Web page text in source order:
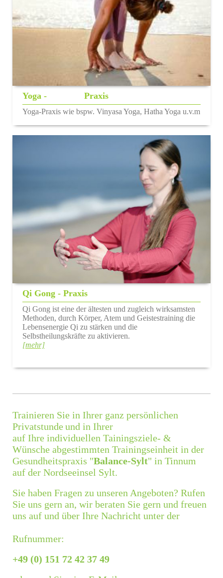
Yoga - Praxis
Yoga-Praxis wie bspw. Vinyasa Yoga, Hatha Yoga u.v.m
Qi Gong - Praxis
Qi Gong ist eine der ältesten und zugleich wirksamsten
Methoden, durch Körper, Atem und Geistestraining die
Lebensenergie Qi zu stärken und die
Selbstheilungskräfte zu aktivieren.
[mehr]
Trainieren Sie in Ihrer ganz persönlichen
Privatstundeund in Ihrer
auf Ihre individuellen Tainingsziele- &
Wünsche abgestimmten Trainingseinheit in der
Gesundheitspraxis "Balance-Sylt" in Tinnum
auf der Nordseeinsel Sylt.
Sie haben Fragen zu unseren Angeboten? Rufen
Sie uns gern an, wir beraten Sie gern und freuen
uns auf und über Ihre Nachricht unter der
Rufnummer:
+49 (0) 151 72 42 37 49